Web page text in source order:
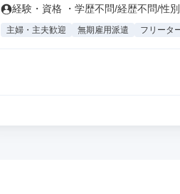
経験・資格 ・学歴不問/経歴不問/性
主婦・主夫歓迎 無期雇用派遣 フリータ